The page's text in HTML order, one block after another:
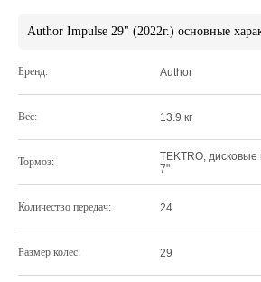
Author Impulse 29" (2022г.) основные
Бренд: Author
Вес: 13.9 кг
Тормоз:
TEKTRO, дисковые
7"
Количество передач: 24
Размер колес: 29